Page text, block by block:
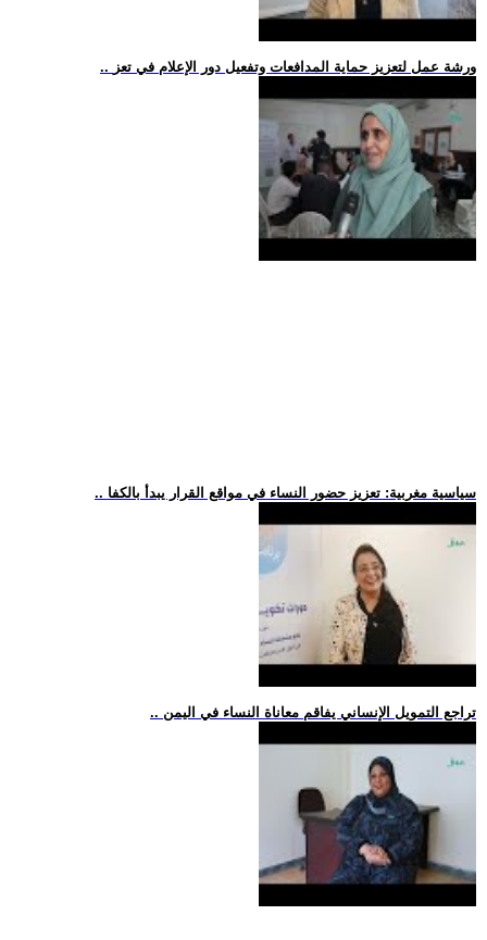
.. ورشة عمل لتعزيز حماية المدافعات وتفعيل دور الإعلام في تعز
.. سياسية مغربية: تعزيز حضور النساء في مواقع القرار يبدأ بالكفا
.. تراجع التمويل الإنساني يفاقم معاناة النساء في اليمن